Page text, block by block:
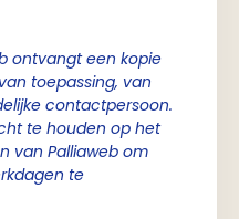
ontvangt een kopie
toepassing, van
contactpersoon.
te houden op het
van Palliaweb om
te